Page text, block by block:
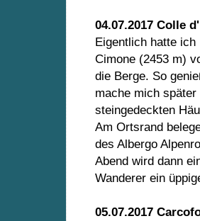
04.07.2017 Colle
Eigentlich hatte
Cimone (2453 m)
die Berge. So
mache mich
steingedeckten
Am Ortsrand
des Albergo
Abend wird dann
Wanderer ein
05.07.2017